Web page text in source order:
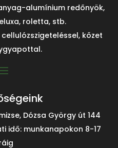
alumínium redőnyök,
roletta, stb.
kőzet
Dózsa György út 144
idő: munkanapokon 8-17